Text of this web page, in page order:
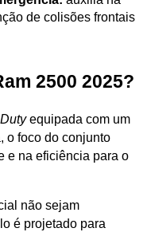
de colisões frontais
2500 2025?
equipada com um
o foco do conjunto
e na eficiência para o
não sejam
é projetado para